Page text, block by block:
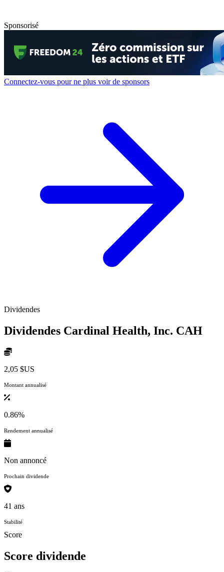
Sponsorisé
Connectez-vous pour ne plus voir de sponsors
Dividendes
Dividendes Cardinal Health, Inc. CAH
2,05 $US
Montant annualisé
0.86%
Rendement annualisé
Non annoncé
Prochain dividende
41 ans
Stabilité
Score
Score dividende